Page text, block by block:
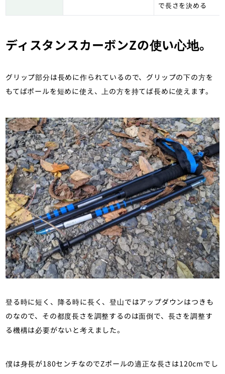
で長さを決める
ディスタンスカーボンZの使い心地。
グリップ部分は長めに作られているので、グリップの下の方を
もてばポールを短めに使え、上の方を持てば長めに使えます。
登る時に短く、降る時に長く、登山ではアップダウンはつきも
のなので、その都度長さを調整するのは面倒で、長さを調整す
る機構は必要がないと考えました。
僕は身長が180センチなのでZポールの適正な長さは120cmでし